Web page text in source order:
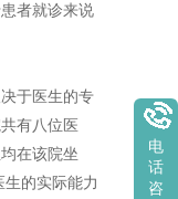
者就诊来说
于医生的专
有八位医
在该院坐
的实际能力
电
话
咨